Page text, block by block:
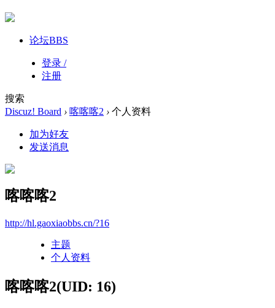
论坛BBS
登录 /
注册
搜索
Discuz! Board › 喀喀喀2 › 个人资料
加为好友
发送消息
喀喀喀2
http://hl.gaoxiaobbs.cn/?16
主题
个人资料
喀喀喀2(UID: 16)